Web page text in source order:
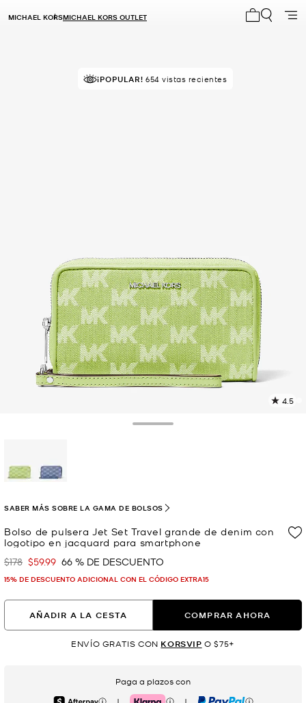
MICHAEL KORSMICHAEL KORS OUTLET
¡VENDIÉNDOSE RÁPIDO! Comprado por última vez hace 47
¡POPULAR! 654 vistas recientes
4.5
Bolso de pulsera Jet Set Travel grande de denim con
logotipo en jacquard para smartphone
Era
$178 Ahora
$59.99 66 % DE DESCUENTO
15% DE DESCUENTO ADICIONAL CON EL CÓDIGO EXTRA15
SABER MÁS SOBRE LA GAMA DE BOLSOS
AÑADIR A LA CESTA COMPRAR AHORA
ENVÍO GRATIS CON KORSVIP O $75+
Paga a plazos con